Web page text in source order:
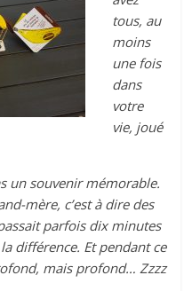
tous, au
moins
une fois
dans
votre
vie, joué
un souvenir mémorable.
mère, c’est à dire des
parfois dix minutes
différence. Et pendant ce
mais profond… Zzzz